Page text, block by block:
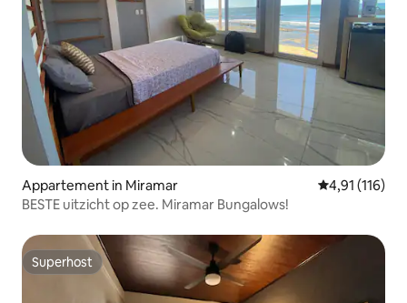
Appartement in Miramar Gemiddelde
4,91 (116)
BESTE uitzicht op zee. Miramar Bungalows!
Superhost
Superhost